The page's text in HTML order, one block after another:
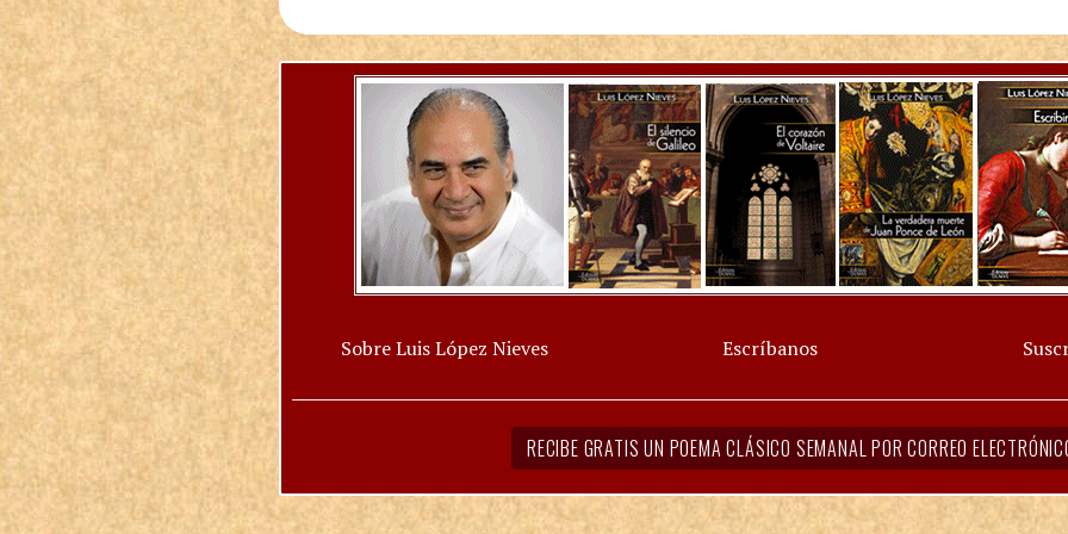
Sobre Luis López Nieves Escríbanos
RECIBE GRATIS UN POEMA CLÁSICO SEMANAL POR CORREO